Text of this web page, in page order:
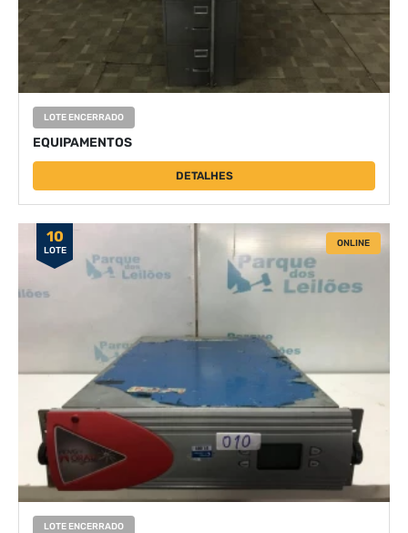
LOTE ENCERRADO
EQUIPAMENTOS
DETALHES
10
LOTE
ONLINE
LOTE ENCERRADO